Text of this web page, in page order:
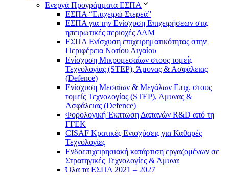
Ενεργά Προγράμματα ΕΣΠΑ
ΕΣΠΑ “Επιχειρώ Στερεά”
ΕΣΠΑ για την Ενίσχυση Επιχειρήσεων στις
ηπειρωτικές περιοχές ΔΑΜ
ΕΣΠΑ Ενίσχυση επιχειρηματικότητας στην
Περιφέρεια Νοτίου Αιγαίου
Ενίσχυση Μικρομεσαίων στους τομείς
Τεχνολογίας (STEP), Άμυνας & Ασφάλειας
(Defence)
Ενίσχυση Μεσαίων & Μεγάλων Επιχ. στους
τομείς Τεχνολογίας (STEP), Άμυνας &
Ασφάλειας (Defence)
Φορολογική Έκπτωση Δαπανών R&D από τη
ΓΓΕΚ
CISAF Κρατικές Ενισχύσεις για Καθαρές
Τεχνολογίες
Ενδοεπιχειρησιακή κατάρτιση εργαζομένων σε
Στρατηγικές Τεχνολογίες & Άμυνα
Όλα τα ΕΣΠΑ 2021 – 2027